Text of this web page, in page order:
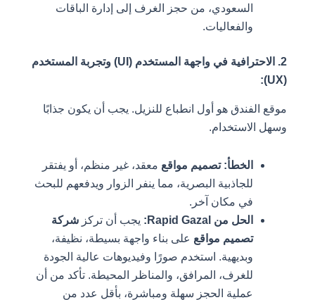
السعودي، من حجز الغرف إلى إدارة الباقات
والفعاليات.
2. الاحترافية في واجهة المستخدم (UI) وتجربة المستخدم
موقع الفندق هو أول انطباع للنزيل. يجب أن يكون جذابًا
وسهل الاستخدام.
الخطأ: تصميم مواقعمعقد، غير منظم، أو يفتقر
للجاذبية البصرية، مما ينفر الزوار ويدفعهم للبحث
في مكان آخر.
الحل من Rapid Gazal:
يجب أن تركزشركة
تصميم مواقععلى بناء واجهة بسيطة، نظيفة،
وبديهية. استخدم صورًا وفيديوهات عالية الجودة
للغرف، المرافق، والمناظر المحيطة. تأكد من أن
عملية الحجز سهلة ومباشرة، بأقل عدد من